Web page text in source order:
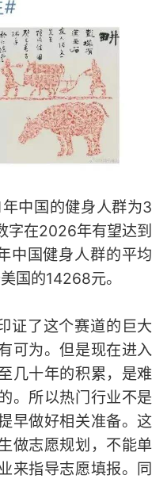
中国的健身人群为3
字在2026年有望达到
中国健身人群的平均
国的14268元。
证了这个赛道的巨大
可为。但是现在进入
几十年的积累，是难
。所以热门行业不是
早做好相关准备。这
做志愿规划，不能单
来指导志愿填报。同